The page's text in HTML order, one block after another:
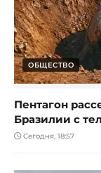
ОБЩЕСТВО
Пентагон
Бразилии с
Сегодня, 18:57